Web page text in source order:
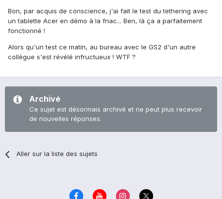
Bon, par acquis de conscience, j'ai fait le test du tethering avec
un tablette Acer en démo à la fnac... Ben, là ça a parfaitement
fonctionné !
Alors qu'un test ce matin, au bureau avec le GS2 d'un autre
collègue s'est révélé infructueux ! WTF ?
Archivé
Ce sujet est désormais archivé et ne peut plus recevoir
de nouvelles réponses.
Aller sur la liste des sujets